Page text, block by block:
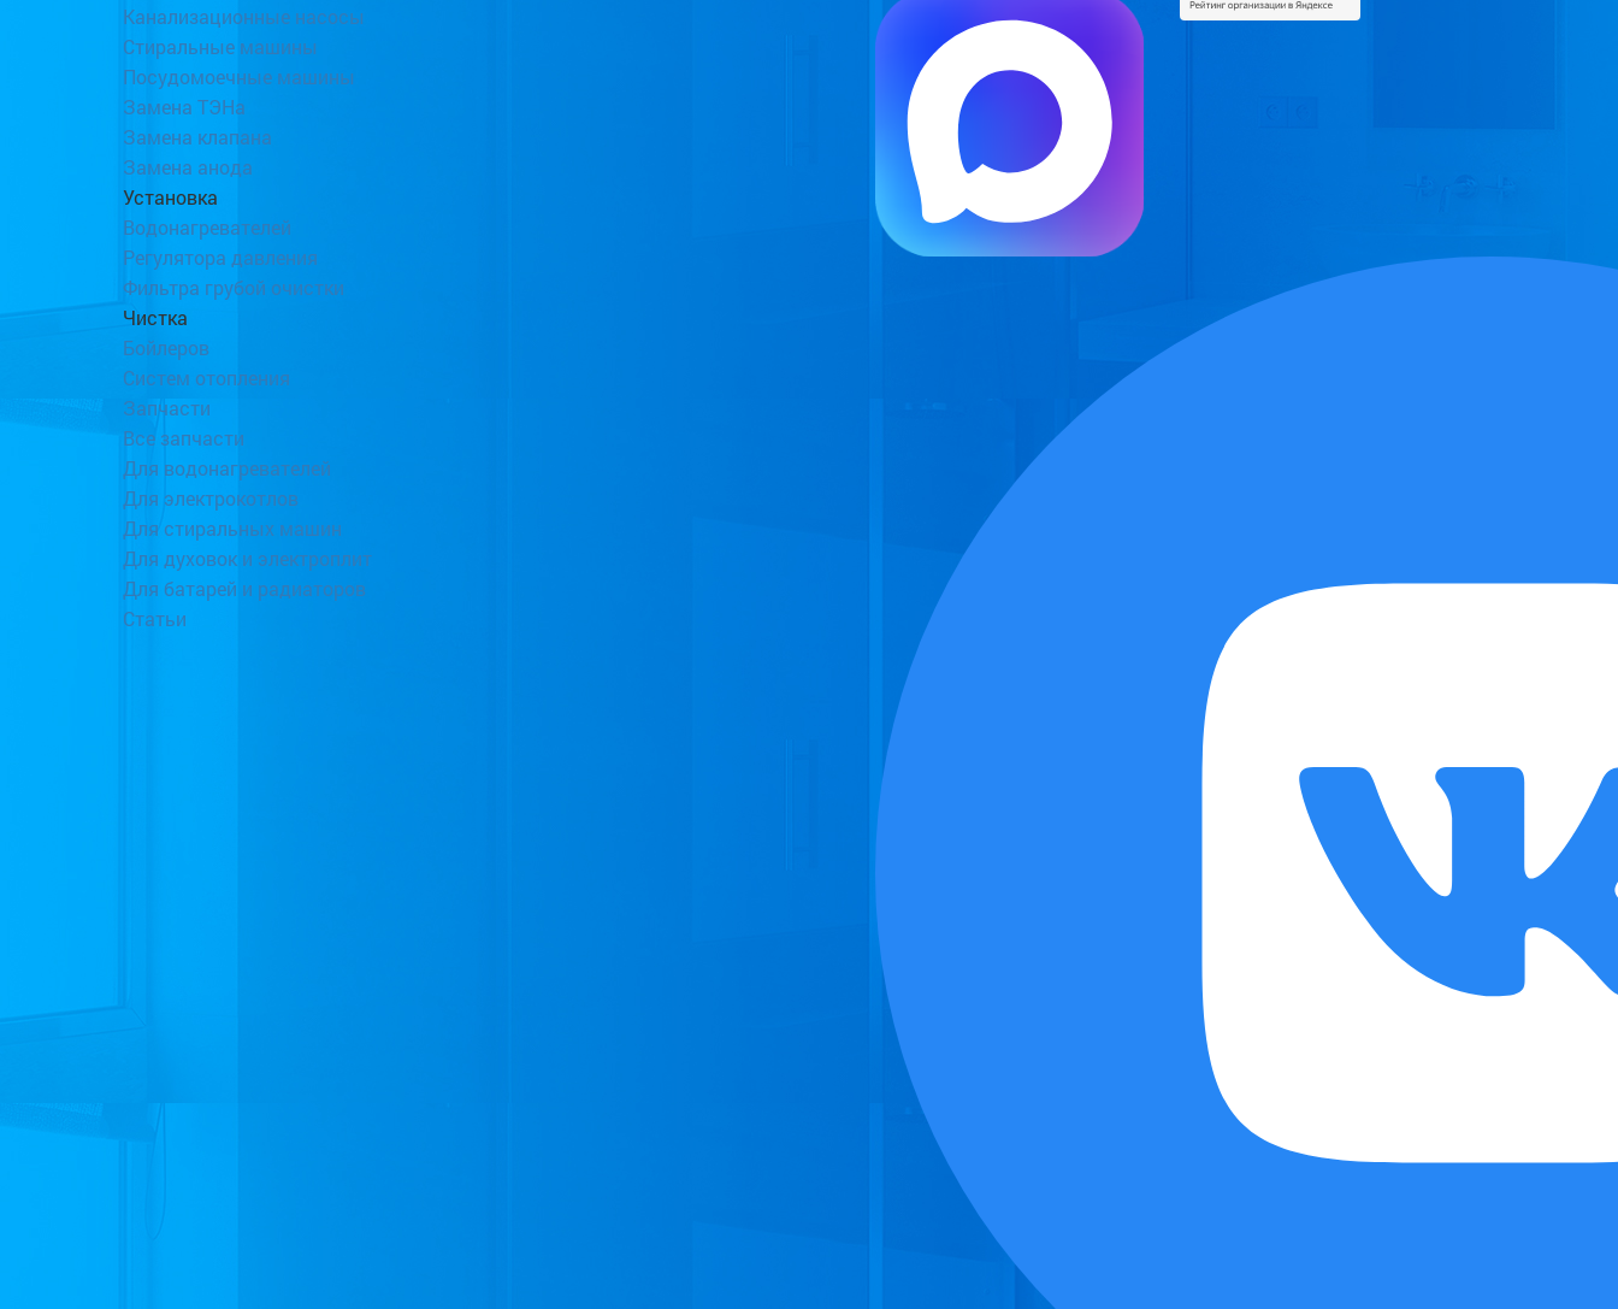
Канализационные насосы
Стиральные машины
Посудомоечные машины
Замена ТЭНа
Замена клапана
Замена анода
Установка
Водонагревателей
Регулятора давления
Фильтра грубой очистки
Чистка
Бойлеров
Систем отопления
Запчасти
Все запчасти
Для водонагревателей
Для электрокотлов
Для стиральных машин
Для духовок и электроплит
Для батарей и радиаторов
Статьи